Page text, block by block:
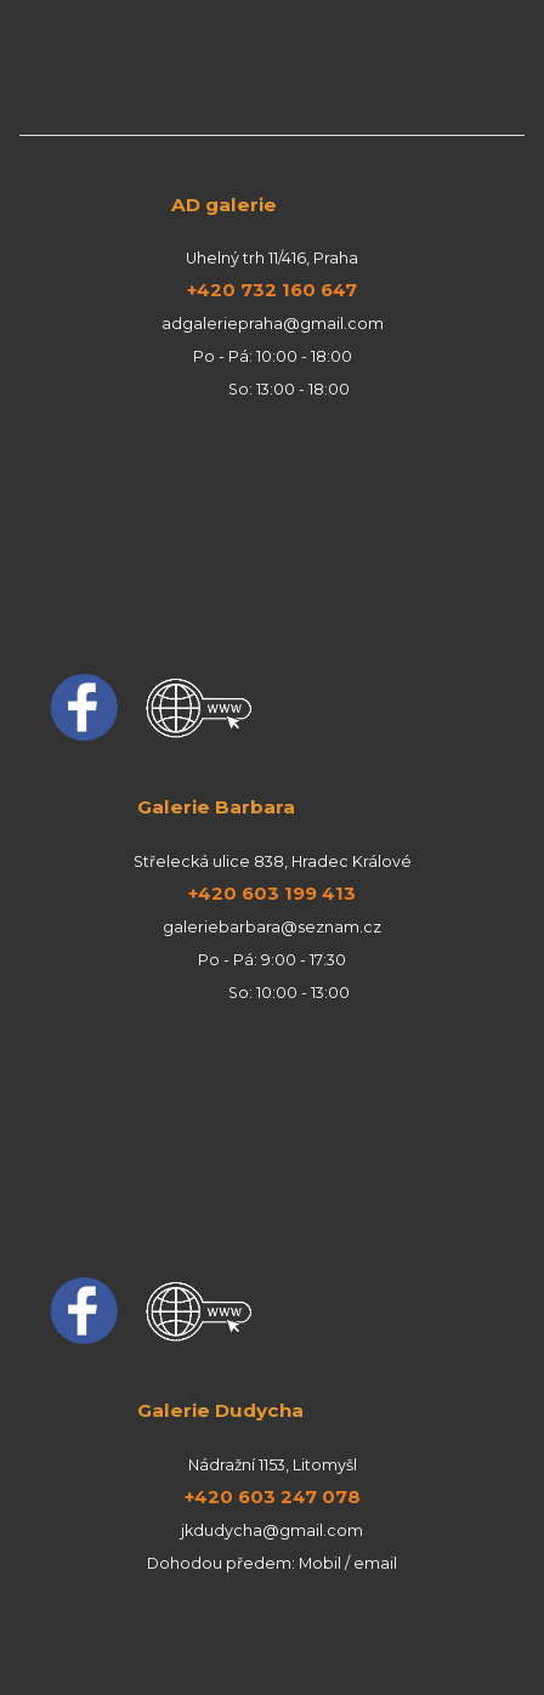
AD galerie
Uhelný trh 11/416, Praha
+420 732 160 647
adgaleriepraha@gmail.com
Po - Pá: 10:00 - 18:00
So: 13:00 - 18:00
Galerie Barbara
Střelecká ulice 838, Hradec Králové
+420 603 199 413
galeriebarbara@seznam.cz
Po - Pá: 9:00 - 17:30
So: 10:00 - 13:00
Galerie Dudycha
Nádražní 1153, Litomyšl
+420 603 247 078
jkdudycha@gmail.com
Dohodou předem: Mobil / email